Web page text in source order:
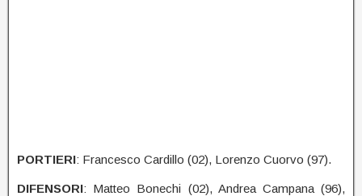
PORTIERI: Francesco Cardillo (02), Lorenzo Cuorvo (97).
DIFENSORI: Matteo Bonechi (02), Andrea Campana (96),